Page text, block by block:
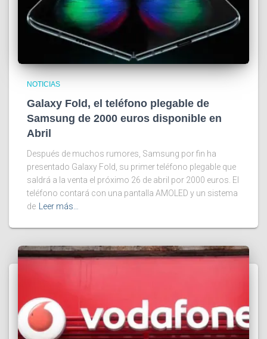
NOTICIAS
Galaxy Fold, el teléfono plegable de
Samsung de 2000 euros disponible en
Abril
Después de muchos rumores, Samsung por fin ha
presentado Galaxy Fold, su primer teléfono plegable que
saldrá a la venta el próximo 26 de abril por 2000 euros. El
teléfono contará con una pantalla AMOLED y un sistema
de
Leer más…